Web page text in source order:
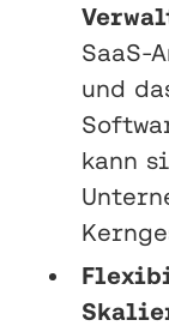
SaaS-
und
kann